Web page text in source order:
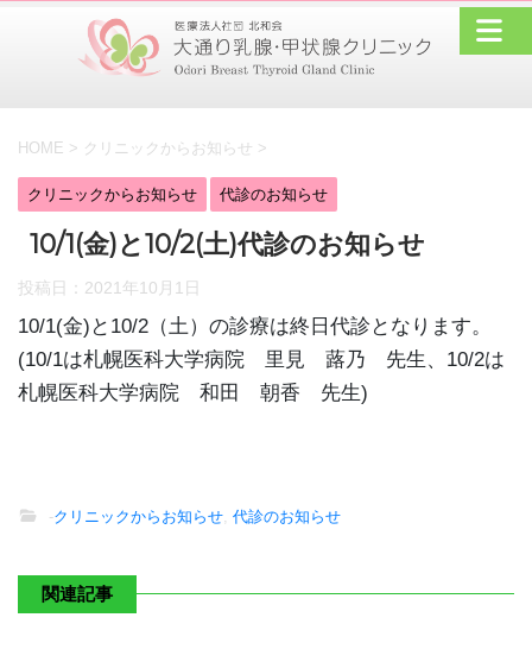
HOME > クリニックからお知らせ >
クリニックからお知らせ 代診のお知らせ
10/1(金)と10/2(土)代診のお知らせ
投稿日： 2021年10月1日
10/1(金)と10/2（土）の診療は終日代診となります。
(10/1は札幌医科大学病院 里見 蕗乃 先生、10/2は
札幌医科大学病院 和田 朝香 先生)
-クリニックからお知らせ ,代診のお知らせ
関連記事